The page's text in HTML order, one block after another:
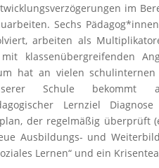
im
Sechs
arbeiten als
klassenübergreifenden
hat an vielen schulinternen
Schule bekommt
Lernziel
der regelmäßig überprüft
Ausbildungs- und
Lernen“ und ein